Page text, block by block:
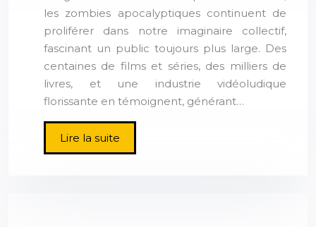
les zombies apocalyptiques continuent de
proliférer dans notre imaginaire collectif,
fascinant un public toujours plus large. Des
centaines de films et séries, des milliers de
livres, et une industrie vidéoludique
florissante en témoignent, générant…
Lire la suite